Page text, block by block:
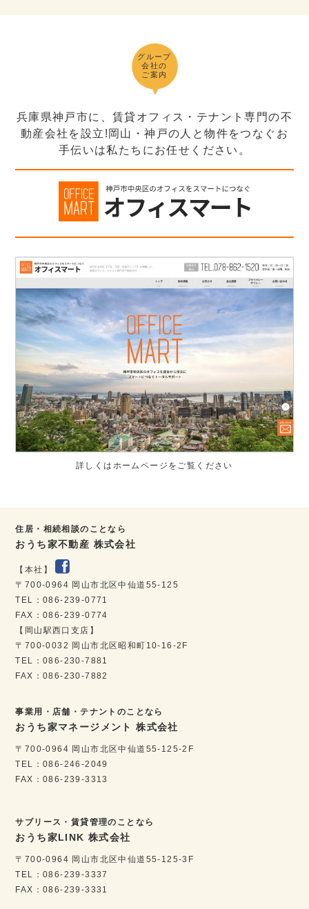
グループ
会社の
ご案内
兵庫県神戸市に、賃貸オフィス・テナント専門の不
動産会社を設立!岡山・神戸の人と物件をつなぐお
手伝いは私たちにお任せください。
詳しくはホームページをご覧ください
住居・相続相談のことなら
おうち家不動産 株式会社
【本社】
〒700-0964 岡山市北区中仙道55-125
TEL：086-239-0771
FAX：086-239-0774
【岡山駅西口支店】
〒700-0032 岡山市北区昭和町10-16-2F
TEL：086-230-7881
FAX：086-230-7882
事業用・店舗・テナントのことなら
おうち家マネージメント 株式会社
〒700-0964 岡山市北区中仙道55-125-2F
TEL：086-246-2049
FAX：086-239-3313
サブリース・賃貸管理のことなら
おうち家LINK 株式会社
〒700-0964 岡山市北区中仙道55-125-3F
TEL：086-239-3337
FAX：086-239-3331